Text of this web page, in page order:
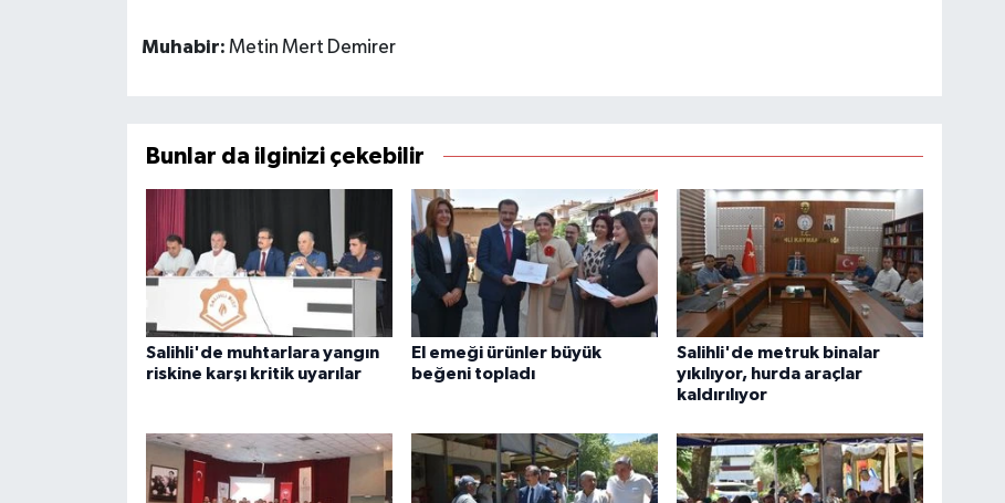
Muhabir: Metin Mert Demirer
Bunlar da ilginizi çekebilir
Salihli'de muhtarlara yangın
riskine karşı kritik uyarılar
El emeği ürünler büyük
beğeni topladı
Salihli'de metruk binalar
yıkılıyor, hurda araçlar
kaldırılıyor